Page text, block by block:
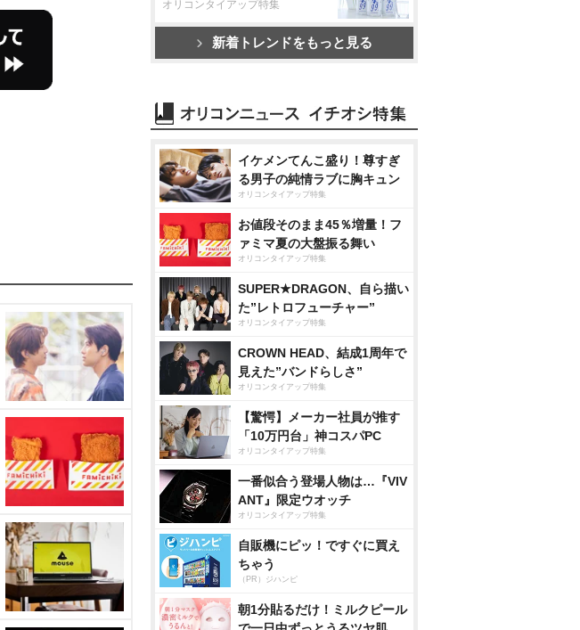
オリコンタイアップ特集
新着トレンドをもっと見る
イケメンてんこ盛り！尊すぎ
る男子の純情ラブに胸キュン
オリコンタイアップ特集
お値段そのまま45％増量！フ
ァミマ夏の大盤振る舞い
オリコンタイアップ特集
SUPER★DRAGON、自ら描い
た”レトロフューチャー”
オリコンタイアップ特集
CROWN HEAD、結成1周年で
見えた”バンドらしさ”
オリコンタイアップ特集
【驚愕】メーカー社員が推す
「10万円台」神コスパPC
オリコンタイアップ特集
一番似合う登場人物は…『VIV
ANT』限定ウオッチ
オリコンタイアップ特集
自販機にピッ！ですぐに買え
ちゃう
（PR）ジハンピ
朝1分貼るだけ！ミルクピール